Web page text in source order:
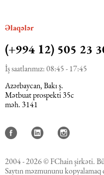
Əlaqələr
(+994 12) 505 23
İş saatlarımız: 08:45 - 17:45
Azərbaycan, Bakı ş.
Mətbuat prospekti 35c
məh. 3141
2004 - 2026 © FChain şirkəti.
Saytın məzmununu kopyalamaq